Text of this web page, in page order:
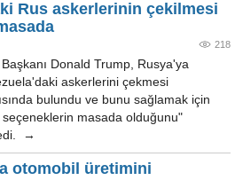
Rus askerlerinin çekilmesi
218
Donald Trump, Rusya'ya
askerlerini çekmesi
bulundu ve bunu sağlamak için
seçeneklerin masada olduğunu"
→
otomobil üretimini